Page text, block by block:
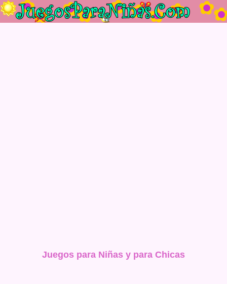
Juegos para Niñas y para Chicas